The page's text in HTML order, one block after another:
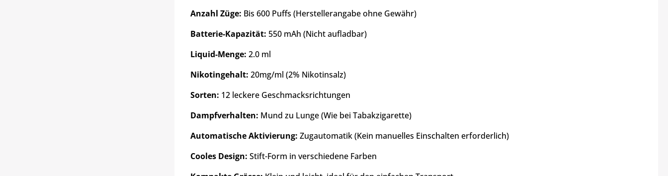
Anzahl Züge: Bis 600 Puffs (Herstellerangabe ohne Gewähr)
Batterie-Kapazität: 550 mAh (Nicht aufladbar)
Liquid-Menge: 2.0 ml
Nikotingehalt: 20mg/ml (2% Nikotinsalz)
Sorten: 12 leckere Geschmacksrichtungen
Dampfverhalten: Mund zu Lunge (Wie bei Tabakzigarette)
Automatische Aktivierung: Zugautomatik (Kein manuelles Einschalten erforderlich)
Cooles Design: Stift-Form in verschiedene Farben